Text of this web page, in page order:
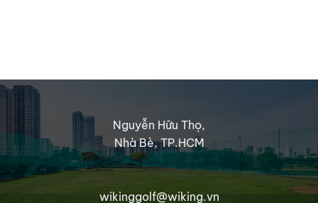
Nguyễn Hữu Thọ,
Nhà Bè, TP.HCM
wikinggolf@wiking.vn